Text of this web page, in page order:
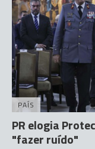
PAÍS
PR elogia
"fazer ruído"